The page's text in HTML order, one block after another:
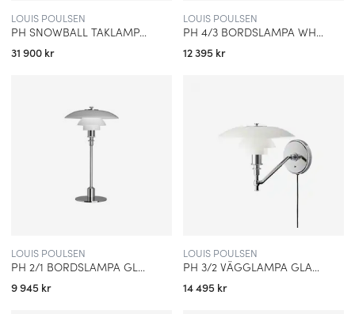
LOUIS POULSEN
PH SNOWBALL TAKLAMPA WHITE/CHROME
31 900 kr
LOUIS POULSEN
PH 4/3 BORDSLAMPA WHITE/CHROME
12 395 kr
LOUIS POULSEN
PH 2/1 BORDSLAMPA GLASS/CHROME
9 945 kr
LOUIS POULSEN
PH 3/2 VÄGGLAMPA GLASS/CHROME
14 495 kr